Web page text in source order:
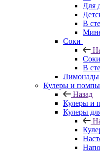
Для
В
Соки
Соки
В
Лимонады
Кулеры и помпы
Назад
Кулеры и
Кулеры